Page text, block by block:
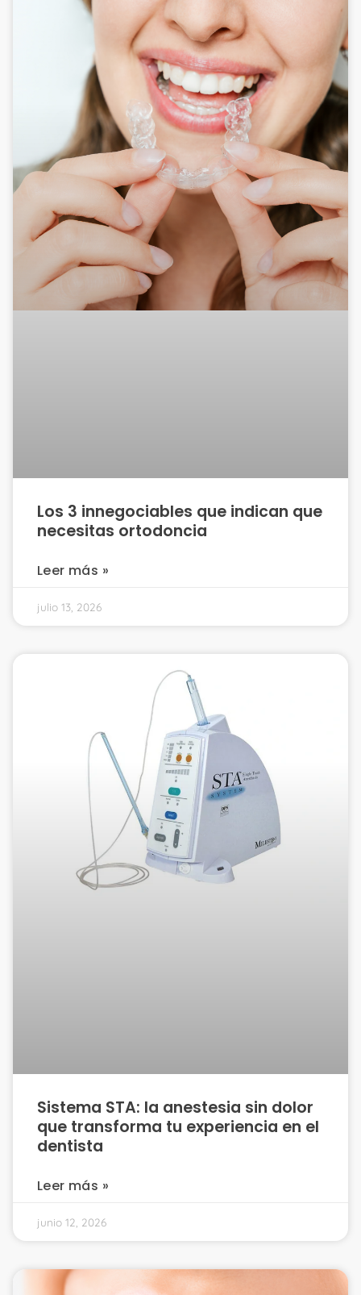
Los 3 innegociables que indican que
necesitas ortodoncia
Leer más »
julio 13, 2026
Sistema STA: la anestesia sin dolor
que transforma tu experiencia en el
dentista
Leer más »
junio 12, 2026